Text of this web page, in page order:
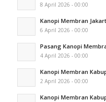
8 April 2026 - 00:00
Kanopi Membran
6 April 2026 - 00:00
Pasang Kanopi
4 April 2026 - 00:00
Kanopi Membran
2 April 2026 - 00:00
Kanopi Membran